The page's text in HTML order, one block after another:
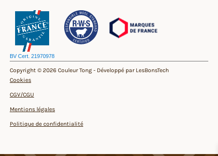
BV Cert. 21970978
Copyright © 2026 Couleur Tong - Développé par LesBonsTech
Cookies
CGV/CGU
Mentions légales
Politique de confidentialité